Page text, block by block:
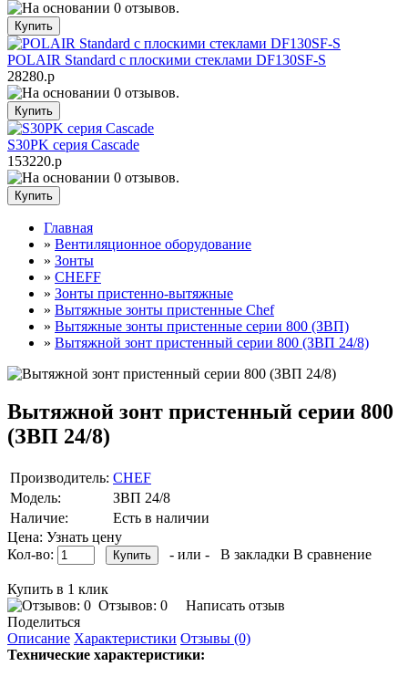
POLAIR Standard с плоскими стеклами DF130SF-S
28280.р
S30PK серия Cascade
153220.р
Главная
» Вентиляционное оборудование
» Зонты
» CHEFF
» Зонты пристенно-вытяжные
» Вытяжные зонты пристенные Chef
» Вытяжные зонты пристенные серии 800 (ЗВП)
» Вытяжной зонт пристенный серии 800 (ЗВП 24/8)
Вытяжной зонт пристенный серии 800
(ЗВП 24/8)
Производитель: CHEF
Модель:
ЗВП 24/8
Наличие:
Есть в наличии
Цена: Узнать цену
Кол-во:
- или - В закладки В сравнение
Купить в 1 клик
Отзывов: 0
Написать отзыв
Поделиться
Описание Характеристики Отзывы (0)
Технические характеристики: